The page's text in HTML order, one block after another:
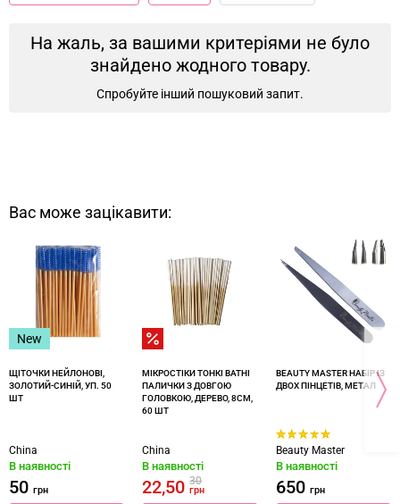
На жаль, за вашими критеріями не було
знайдено жодного товару.
Спробуйте інший пошуковий запит.
Вас може зацікавити:
New
ЩІТОЧКИ НЕЙЛОНОВІ,
ЗОЛОТИЙ-СИНІЙ, УП. 50
ШТ
China
В наявності
50 грн
МІКРОСТІКИ ТОНКІ ВАТНІ
ПАЛИЧКИ З ДОВГОЮ
ГОЛОВКОЮ, ДЕРЕВО, 8СМ,
60 ШТ
China
В наявності
22,5030
грн
BEAUTY MASTER НАБІР ІЗ
ДВОХ ПІНЦЕТІВ, МЕТАЛ
Beauty Master
В наявності
650 грн